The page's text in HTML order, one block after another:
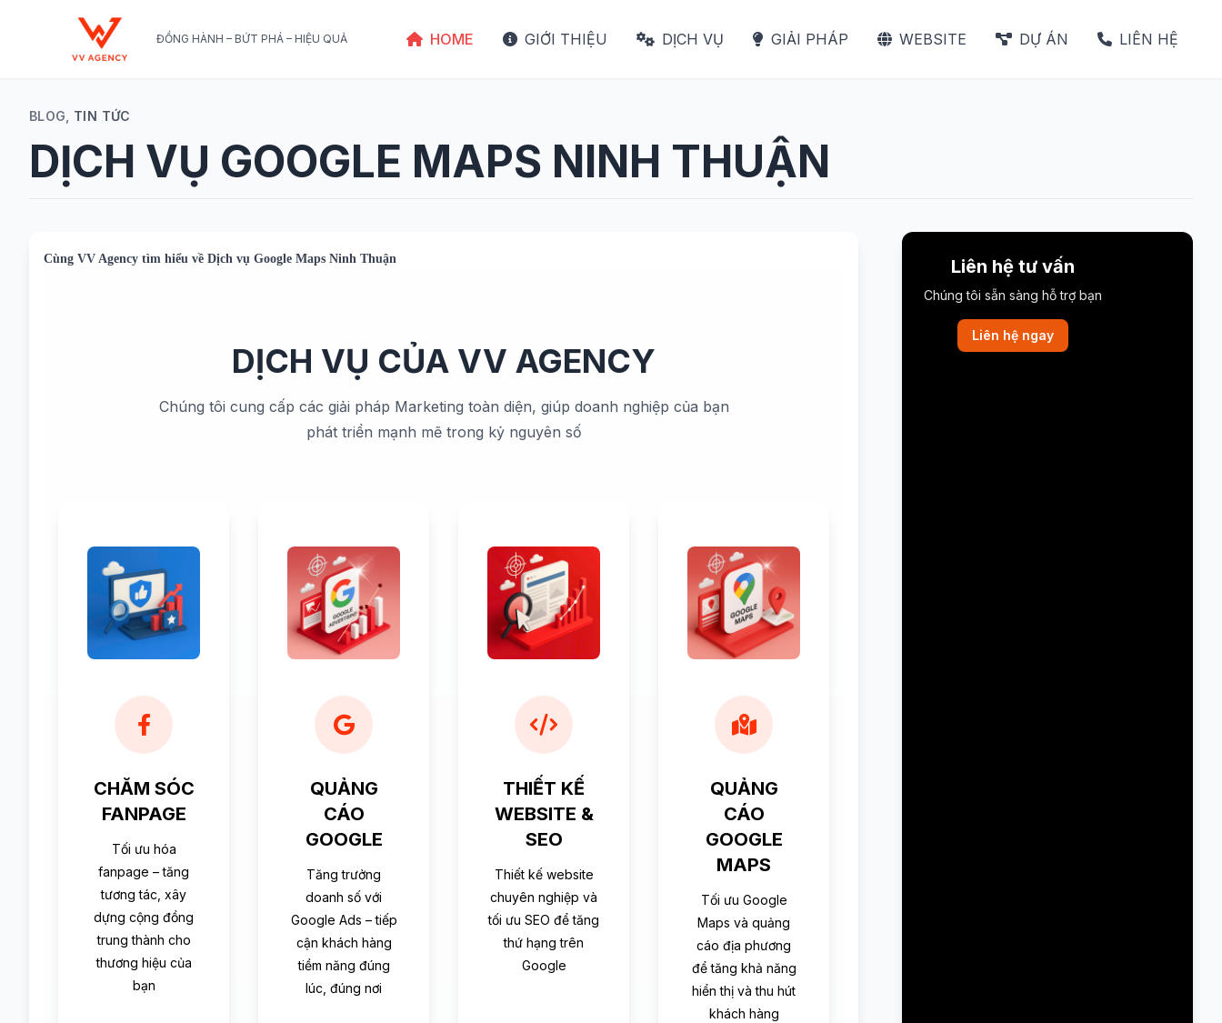
ĐỒNG HÀNH – BỨT PHÁ – HIỆU QUẢ HOME GIỚI THIỆU DỊCH VỤ GIẢI PHÁP WEBSITE DỰ ÁN LIÊN HỆ
BLOG, TIN TỨC
DỊCH VỤ GOOGLE MAPS NINH THUẬN
Cùng VV Agency tìm hiểu về Dịch vụ Google Maps Ninh Thuận
DỊCH VỤ CỦA VV AGENCY
Chúng tôi cung cấp các giải pháp Marketing toàn diện, giúp doanh nghiệp của bạn
phát triển mạnh mẽ trong kỷ nguyên số
CHĂM SÓC
FANPAGE
Tối ưu hóa
fanpage – tăng
tương tác, xây
dựng cộng đồng
trung thành cho
thương hiệu của
bạn
QUẢNG
CÁO
GOOGLE
Tăng trưởng
doanh số với
Google Ads – tiếp
cận khách hàng
tiềm năng đúng
lúc, đúng nơi
THIẾT KẾ
WEBSITE &
SEO
Thiết kế website
chuyên nghiệp và
tối ưu SEO để tăng
thứ hạng trên
Google
QUẢNG
CÁO
GOOGLE
MAPS
Tối ưu Google
Maps và quảng
cáo địa phương
để tăng khả năng
hiển thị và thu hút
khách hàng
Liên hệ tư vấn
Chúng tôi sẵn sàng hỗ trợ bạn
Liên hệ ngay